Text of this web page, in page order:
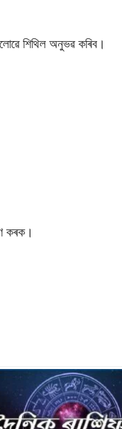
শিথিল অনুভৱ কৰিব।
কৰক।